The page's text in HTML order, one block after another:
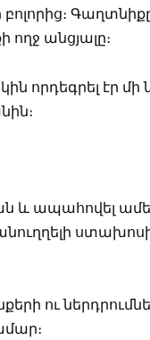
անցյալը։
որդեգրել էր մի
և ապահովել
ու